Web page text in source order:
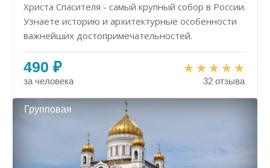
Христа Спасителя - самый крупный собор в России.
Узнаете историю и архитектурные особенности
важнейших достопримечательностей.
490 ₽
за человека 32 отзыва
Групповая